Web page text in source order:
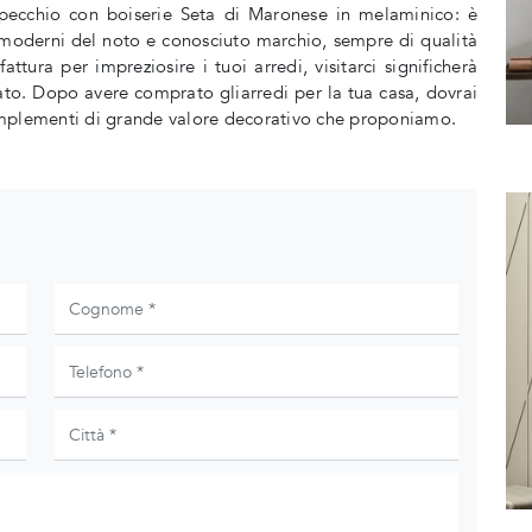
con boiserie Seta di Maronese in melaminico: è
del noto e conosciuto marchio, sempre di qualità
per impreziosire i tuoi arredi, visitarci significherà
Dopo avere comprato gliarredi per la tua casa, dovrai
di grande valore decorativo che proponiamo.